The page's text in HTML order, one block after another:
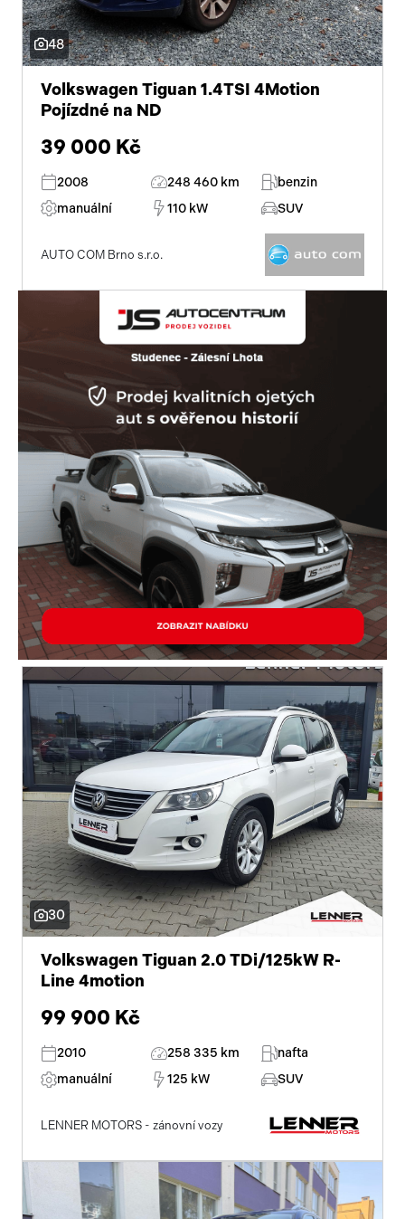
Pracovní stroje
Auto a život
48
Volkswagen Tiguan 1.4TSI 4Motion
Pojízdné na ND
39 000 Kč
2008 248 460 km
benzin
manuální
110 kW SUV
AUTO COM Brno s.r.o.
30
Volkswagen Tiguan 2.0 TDi/125kW R-
Line 4motion
99 900 Kč
2010 258 335 km
nafta
manuální
125 kW SUV
LENNER MOTORS - zánovní vozy